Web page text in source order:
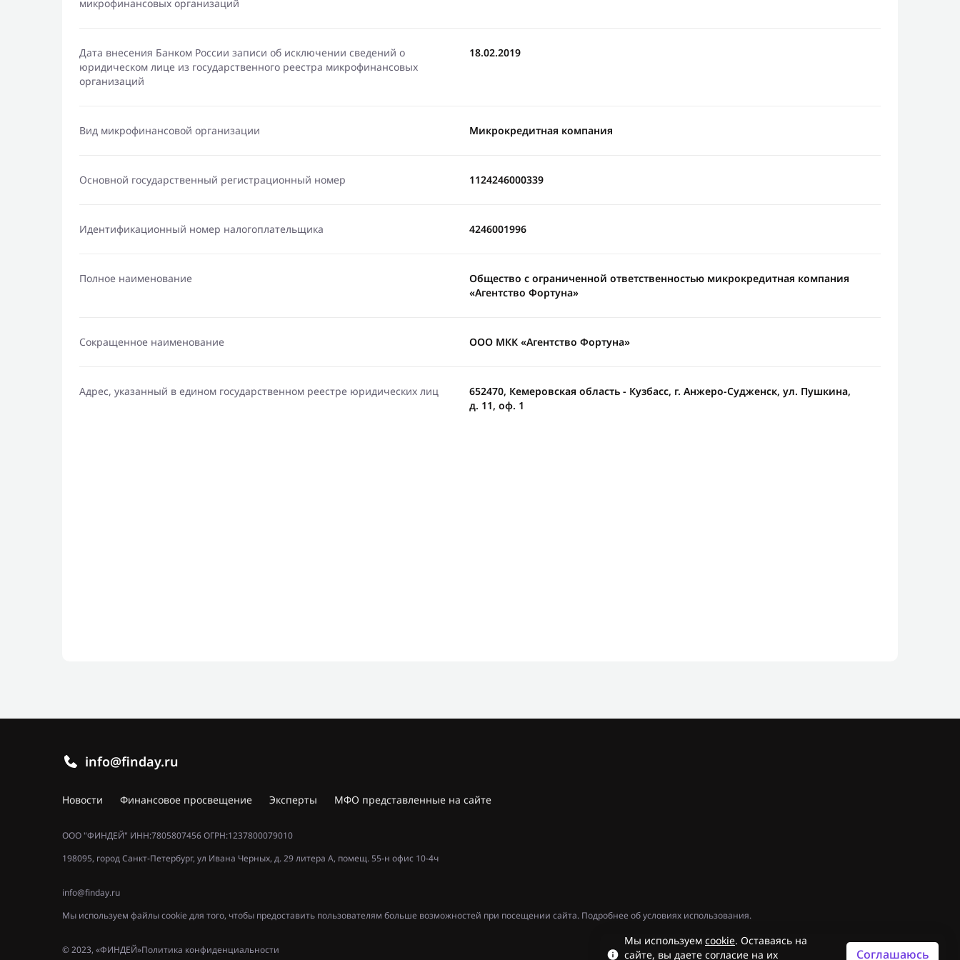
микрофинансовых организаций
Дата внесения Банком России записи об исключении сведений о
юридическом лице из государственного реестра микрофинансовых
организаций
18.02.2019
Вид микрофинансовой организации Микрокредитная компания
Основной государственный регистрационный номер 1124246000339
Идентификационный номер налогоплательщика 4246001996
Полное наименование
Общество с ограниченной ответственностью микрокредитная компания
«Агентство Фортуна»
Сокращенное наименование ООО МКК «Агентство Фортуна»
Адрес, указанный в едином государственном реестре юридических лиц
652470, Кемеровская область - Кузбасс, г. Анжеро-Судженск, ул. Пушкина,
д. 11, оф. 1
info@finday.ru
Новости Финансовое просвещение Эксперты МФО представленные на сайте
ООО "ФИНДЕЙ" ИНН:7805807456 ОГРН:1237800079010
198095, город Санкт-Петербург, ул Ивана Черных, д. 29 литера А, помещ. 55-н офис 10-4ч
info@finday.ru
Мы используем файлы cookie для того, чтобы предоставить пользователям больше возможностей при посещении сайта. Подробнее об условиях использования.
Политика конфиденциальности
© 2023, «ФИНДЕЙ»
Мы используем cookie. Оставаясь на
сайте, вы даете согласие на их
Соглашаюсь